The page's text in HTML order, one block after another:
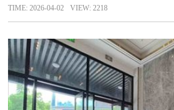
TIME: 2026-04-02 VIEW: 2218